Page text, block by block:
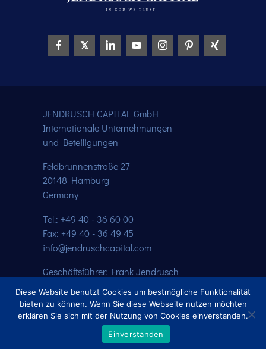
JENDRUSCH CAPITAL GmbH
Internationale Unternehmungen
und Beteiligungen
Feldbrunnenstraße 27
20148 Hamburg
Germany
Tel.: +49 40 - 36 60 00
Fax: +49 40 - 36 49 45
info@jendruschcapital.com
Geschäftsführer: Frank Jendrusch
Handelsregister: AG HH HRB 116052
Steuernummer: 46/735/02569
Copyright 2017-2021Jendrusch Capital|Impressum|
Datenschutzerklärung
Diese Website benutzt Cookies um bestmögliche Funktionalität
bieten zu können. Wenn Sie diese Webseite nutzen möchten
erklären Sie sich mit der Nutzung von Cookies einverstanden.
Einverstanden